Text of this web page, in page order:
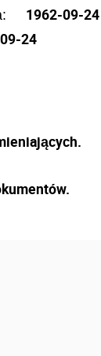
1962-09-24
24